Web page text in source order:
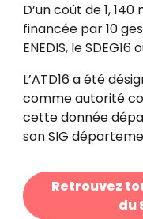
D’un coût de 1,
financée par 10
ENEDIS, le
L’ATD16 a été
comme autorité
cette donnée
son SIG
Retrouvez
du